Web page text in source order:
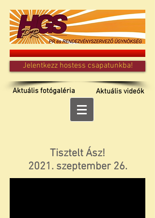
Jelentkezz hostess csapatunkba!
Aktuális fotógaléria Aktuális videók
Tisztelt Ász!
2021. szeptember 26.